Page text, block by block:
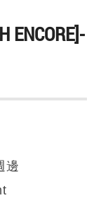
ENCORE]-
邊